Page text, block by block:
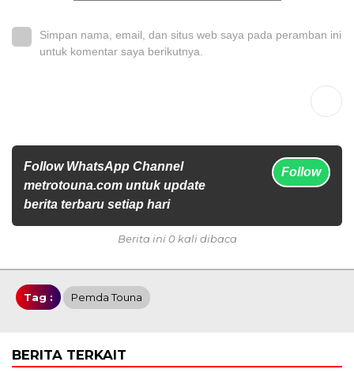
Simpan nama, email, dan situs web saya pada peramban ini
untuk komentar saya berikutnya.
Follow WhatsApp Channel
metrotouna.com untuk update
berita terbaru setiap hari
Follow
Berita ini 0 kali dibaca
Tag : Pemda Touna
BERITA TERKAIT